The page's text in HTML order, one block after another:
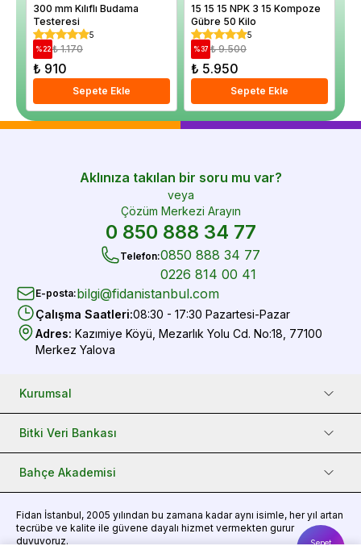
Sepet
300 mm Kılıflı Budama
Testeresi
5
%22 ₺ 1.170
₺ 910
Sepete Ekle
15 15 15 NPK 3 15 Kompoze
Gübre 50 Kilo
5
%37 ₺ 9.500
₺ 5.950
Sepete Ekle
Aklınıza takılan bir soru mu var?
veya
Çözüm Merkezi Arayın
0 850 888 34 77
Telefon:0850 888 34 77
0226 814 00 41
E-posta:bilgi@fidanistanbul.com
Çalışma Saatleri:08:30 - 17:30 Pazartesi-Pazar
Adres: Kazımiye Köyü, Mezarlık Yolu Cd. No:18, 77100
Merkez Yalova
Kurumsal
Bitki Veri Bankası
Bahçe Akademisi
Fidan İstanbul, 2005 yılından bu zamana kadar aynı isimle, her yıl artan
tecrübe ve kalite ile güvene dayalı hizmet vermekten gurur
duyuyoruz.